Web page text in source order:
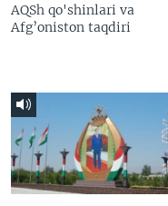
AQSh qo'shinlari va
Afg’oniston taqdiri